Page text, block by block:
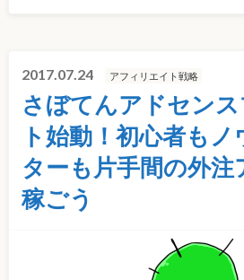
2017.07.24 アフィリエイト戦略
さぼてんアドセン
ト始動！初心者も
ターも片手間の外
稼ごう